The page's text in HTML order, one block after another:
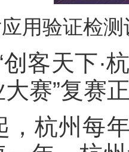
应用验证检
客天下·
赛”复赛
，杭州每